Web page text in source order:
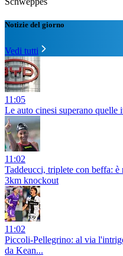
Notizie del giorno
Vedi tutti
11:05
Le auto cinesi superano quelle
11:02
Taddeucci, triplete con beffa:
3km knockout
11:02
Piccoli-Pellegrino: al via
da Kean...